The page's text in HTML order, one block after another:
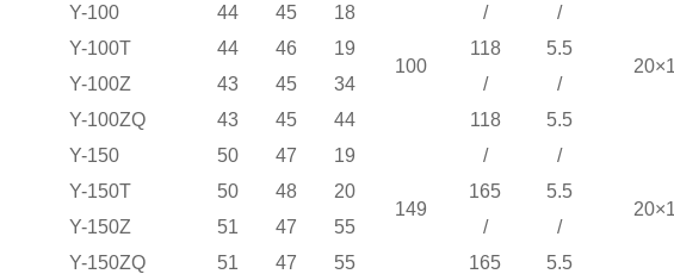
Y-100
44 45 18
100
/ /
Y-100T 44 46 19 118
5.5
Y-100Z
43 45 34 /
/
Y-100ZQ
43 45 44 118
5.5
Y-150
50 47 19
149
/ /
Y-150T 50 48 20 165
5.5
Y-150Z
51 47 55 /
/
Y-150ZQ
51 47 55 165
5.5